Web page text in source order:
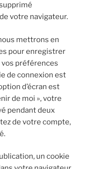
votre navigateur.
mettrons en
pour enregistrer
préférences
de connexion est
d’écran est
de moi », votre
pendant deux
de votre compte,
un cookie